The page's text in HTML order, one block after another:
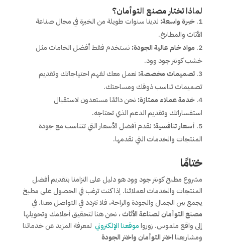
لماذا تختار مصنع التوأمان؟
خبرة واسعة: لدينا سنوات طويلة من الخبرة في مجال صناعة
الأثاث والمطابخ.
مواد خام عالية الجودة: نستخدم فقط أفضل الخامات مثل
خشب كونتر جود وود.
تصميمات مخصصة: نعمل معك لفهم احتياجاتك وتقديم
تصميمات تناسب ذوقك ومساحتك.
خدمة عملاء ممتازة: نحن دائمًا مستعدون لاستقبال
استفساراتك وتقديم الدعم الذي تحتاجه.
أسعار تنافسية: نقدم أفضل الأسعار التي تتناسب مع جودة
المنتجات والخدمات التي نقدمها.
ختامًا
مشروع مطبخ كونتر جود وود هو دليل على التزامنا بتقديم أفضل
المنتجات والخدمات لعملائنا. إذا كنت ترغب في الحصول على مطبخ
يجمع بين الجمال والجودة والراحة، فلا تتردد في التواصل معنا. في
مصنع التوأمان لصناعة الأثاث، نحن هنا لتحقيق أحلامك وتحويلها
إلى واقع ملموس. زورواموقعنا الإلكتروني لمعرفة المزيد عن خدماتنا
ومشاريعنااختر التوأمان واختر الجودة